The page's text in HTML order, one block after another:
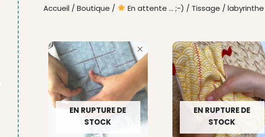
Accueil / Boutique / En attente ... ;-) / Tissage / labyrinthe
EN RUPTURE DE
STOCK
EN RUPTURE DE
STOCK